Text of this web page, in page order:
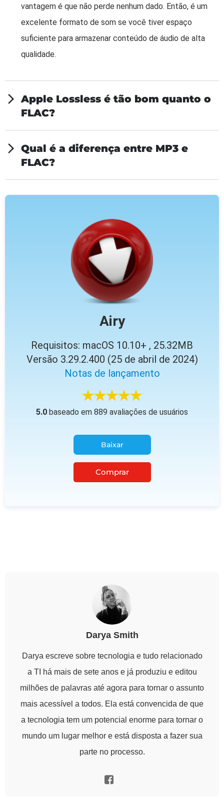
vantagem é que não perde nenhum dado. Então, é um
excelente formato de som se você tiver espaço
suficiente para armazenar conteúdo de áudio de alta
qualidade.
Apple Lossless é tão bom quanto o
FLAC?
Qual é a diferença entre MP3 e
FLAC?
Airy
Requisitos: macOS 10.10+ , 25.32MB
Versão 3.29.2.400 (25 de abril de 2024)
Notas de lançamento
5.0 baseado em 889 avaliações de usuários
Baixar
Comprar
Darya Smith
Darya escreve sobre tecnologia e tudo relacionado
a TI há mais de sete anos e já produziu e editou
milhões de palavras até agora para tornar o assunto
mais acessível a todos. Ela está convencida de que
a tecnologia tem um potencial enorme para tornar o
mundo um lugar melhor e está disposta a fazer sua
parte no processo.